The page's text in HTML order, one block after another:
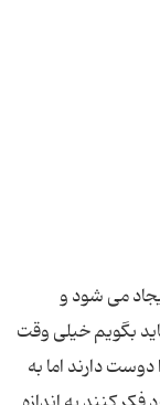
می شود و
بگویم خیلی وقت
دارند اما به